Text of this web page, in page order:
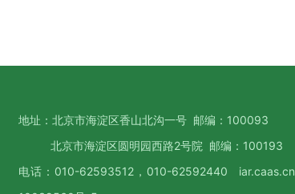
地址：北京市海淀区香山北沟一号 邮编：100093
北京市海淀区圆明园西路2号院 邮编：100193
电话：010-62593512，010-62592440 iar.caas.cn